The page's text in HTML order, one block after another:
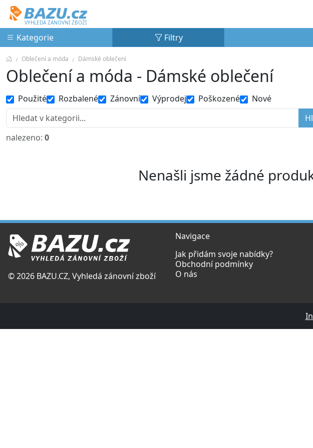
Bazu.cz
VYHLEDÁ ZÁNOVNÍ ZBOŽÍ
Kategorie Filtry
Oblečení a móda Dámské oblečení
Oblečení a móda - Dámské oblečení
Použité Rozbalené Zánovní Výprodej Poškozené Nové
nalezeno: 0
Nenašli jsme žádné
© 2026 BAZU.CZ, Vyhledá zánovní zboží
Navigace
Jak přidám svoje nabídky?
Obchodní podmínky
O nás